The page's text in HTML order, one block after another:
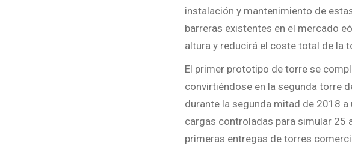
instalación y mantenimiento de
barreras existentes en el mercado
altura y reducirá el coste total de la
El primer prototipo de torre se
convirtiéndose en la segunda torre
durante la segunda mitad de 2018
cargas controladas para simular 25
primeras entregas de torres